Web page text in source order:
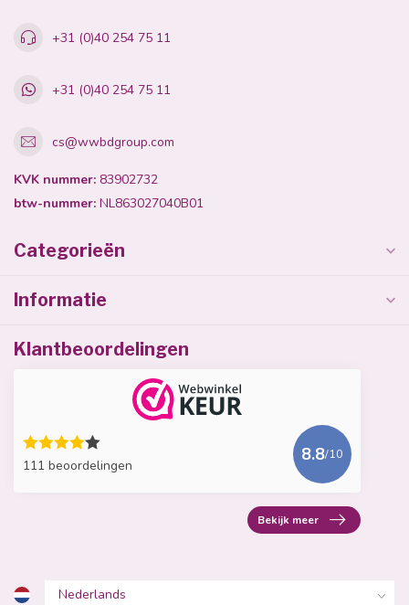
+31 (0)40 254 75 11
+31 (0)40 254 75 11
cs@wwbdgroup.com
KVK nummer: 83902732
btw-nummer: NL863027040B01
Categorieën
Informatie
Klantbeoordelingen
111 beoordelingen
8.8/10
Bekijk meer